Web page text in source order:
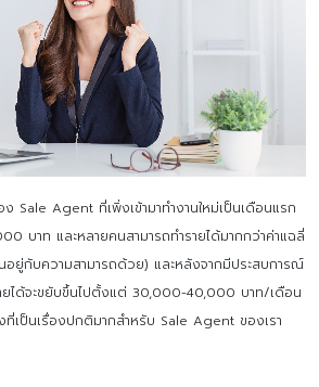
Sale Agent ที่เพิ่งเข้ามาทำงานใหม่เป็นเดือนแรก
บาท และหลายคนสามารถทำรายได้มากกว่าค่าแฉลี่
อยู่กับความสามารถด้วย) และหลังจากมีประสบการณ์
ยได้จะขยับขึ้นไปตั้งแต่ 30,000-40,000 บาท/เดือน
ที่เป็นเรื่องปกติมากสำหรับ Sale Agent ของเรา